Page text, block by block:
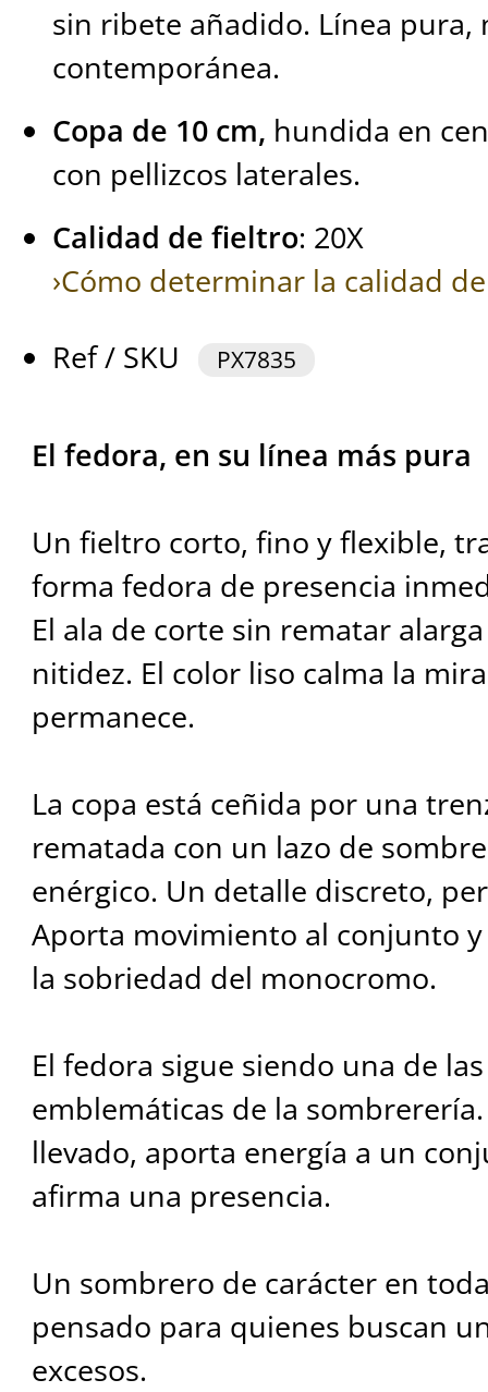
sin ribete añadido. Línea pura,
contemporánea.
Copa de 10 cm, hundida en
con pellizcos laterales.
Calidad de fieltro: 20X
›Cómo determinar la calidad
Ref / SKU
PX7835
El fedora, en su línea más pura
Un fieltro corto, fino y flexible,
forma fedora de presencia
El ala de corte sin rematar
nitidez. El color liso calma la
permanece.
La copa está ceñida por una
rematada con un lazo de
enérgico. Un detalle discreto,
Aporta movimiento al conjunto
la sobriedad del monocromo.
El fedora sigue siendo una de
emblemáticas de la
llevado, aporta energía a un
afirma una presencia.
Un sombrero de carácter en
pensado para quienes buscan
excesos.